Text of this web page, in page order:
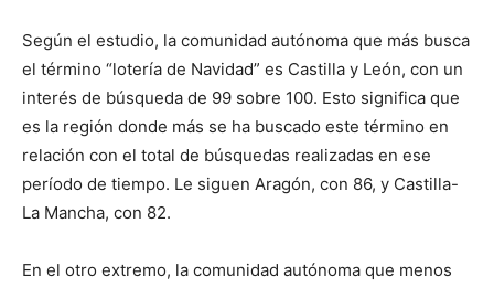
Según el estudio, la comunidad autónoma que más busca
el término “lotería de Navidad” es Castilla y León, con un
interés de búsqueda de 99 sobre 100. Esto significa que
es la región donde más se ha buscado este término en
relación con el total de búsquedas realizadas en ese
período de tiempo. Le siguen Aragón, con 86, y Castilla-
La Mancha, con 82.
En el otro extremo, la comunidad autónoma que menos